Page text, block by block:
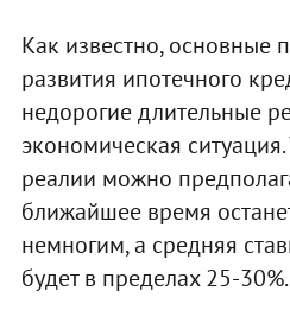
Как известно, основные
развития ипотечного
недорогие длительные
экономическая
реалии можно
ближайшее время
немногим, а средняя
будет в пределах 25-30%.